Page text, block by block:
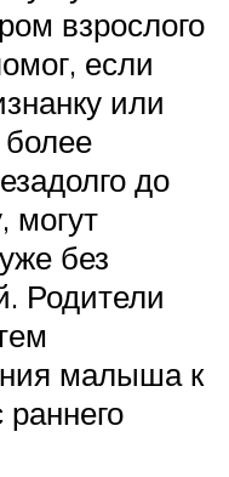
взрослого
если
или
до
могут
без
Родители
малыша к